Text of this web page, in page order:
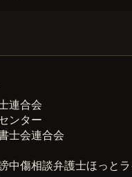
連合会
ンター
士会連合会
中傷相談弁護士ほっと